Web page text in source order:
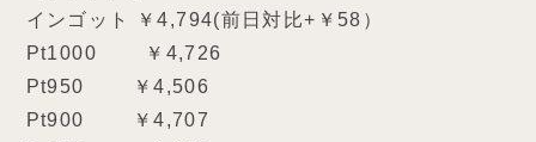
インゴット ￥4,794(前日対比+￥58）
Pt1000 ￥4,726
Pt950 ￥4,506
Pt900 ￥4,707